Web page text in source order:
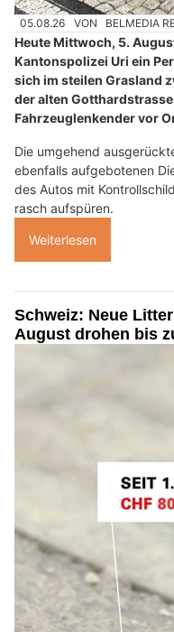
05.08.26 VON BELMEDIA
Heute Mittwoch, 5.
Kantonspolizei Uri ein
sich im steilen Grasland
der alten
Fahrzeuglenkender vor
Die umgehend
ebenfalls aufgebotenen
des Autos mit
rasch aufspüren.
Weiterlesen
Schweiz: Neue
August drohen bis